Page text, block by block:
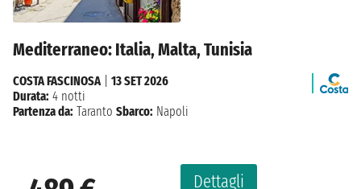
Mediterraneo: Italia, Malta, Tunisia
Dettagli
COSTA FASCINOSA| 13 SET 2026
Durata: 4 notti
Partenza da: Taranto Sbarco: Napoli